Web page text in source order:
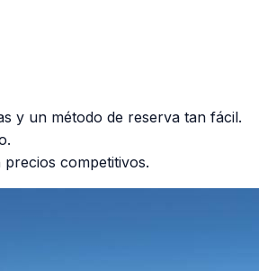
y un método de reserva tan fácil.
competitivos.